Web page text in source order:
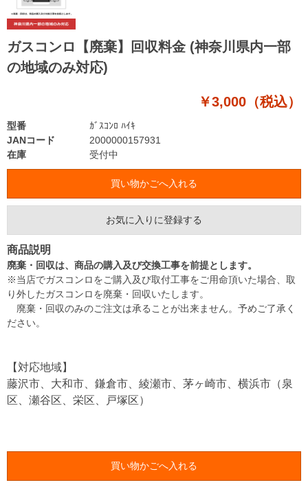
ガスコンロ【廃棄】回収料金 (神奈川県内一部
の地域のみ対応)
￥3,000（税込）
型番
ｶﾞｽｺﾝﾛ ﾊｲｷ
JANコード
2000000157931
在庫
受付中
お気に入りに登録する
商品説明
廃棄・回収は、商品の購入及び交換工事を前提とします。
※当店でガスコンロをご購入及び取付工事をご用命頂いた場合、取
り外したガスコンロを廃棄・回収いたします。
廃棄・回収のみのご注文は承ることが出来ません。予めご了承く
ださい。
【対応地域】
藤沢市、大和市、鎌倉市、綾瀬市、茅ヶ崎市、横浜市（泉
区、瀬谷区、栄区、戸塚区）